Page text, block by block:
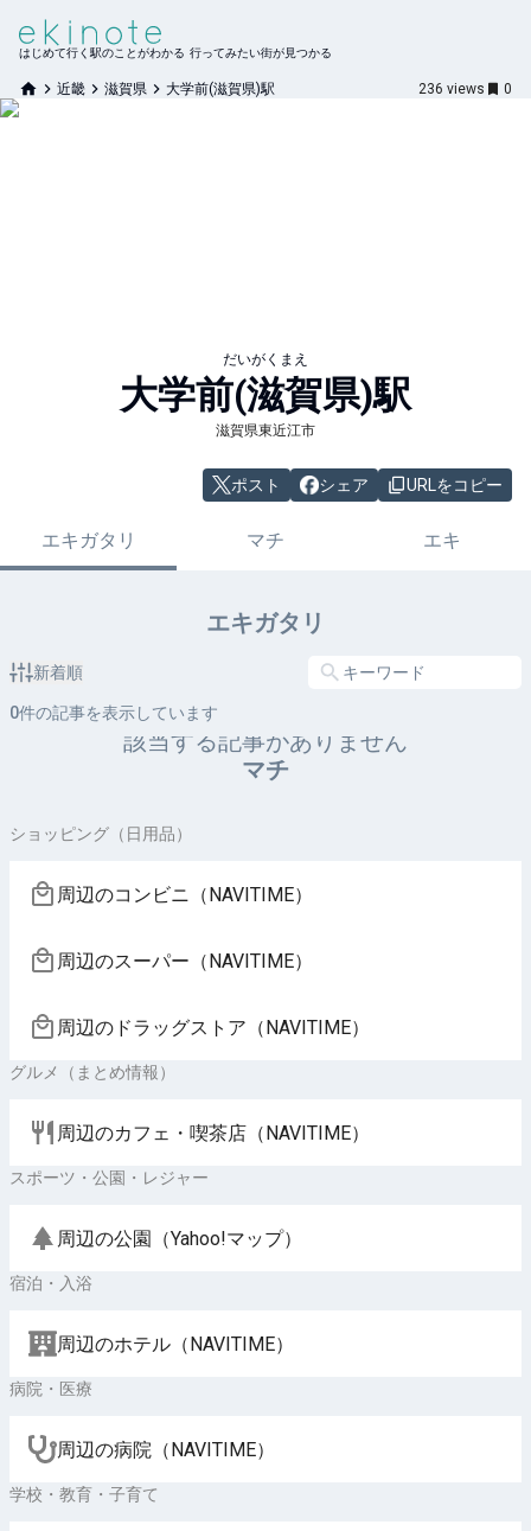
はじめて行く駅のことがわかる 行ってみたい街が見つかる
近畿 滋賀県 大学前(滋賀県)駅 236 views 0
だいがくまえ
大学前(滋賀県)駅
滋賀県東近江市
ポスト シェア URLをコピー
エキガタリ マチ エキ
エキガタリ
新着順
0件の記事を表示しています
該当する記事がありません
マチ
ショッピング（日用品）
周辺のコンビニ（NAVITIME）
周辺のスーパー（NAVITIME）
周辺のドラッグストア（NAVITIME）
グルメ（まとめ情報）
周辺のカフェ・喫茶店（NAVITIME）
スポーツ・公園・レジャー
周辺の公園（Yahoo!マップ）
宿泊・入浴
周辺のホテル（NAVITIME）
病院・医療
周辺の病院（NAVITIME）
学校・教育・子育て